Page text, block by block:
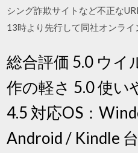
シング詐欺サイトなど不正な
13時より先行して同社オンライ
総合評価 5.0 ウイ
作の軽さ 5.0 使い
4.5 対応OS：
Android / Kindle